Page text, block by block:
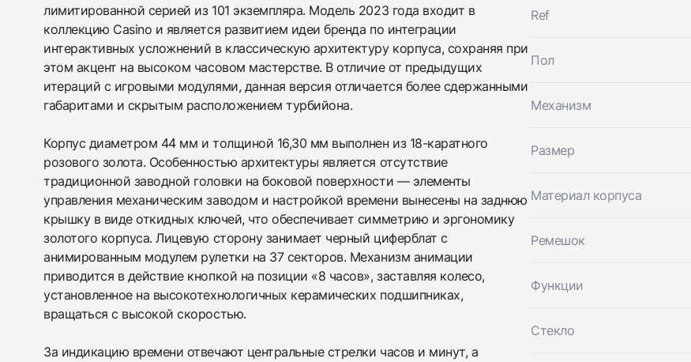
лимитированной серией из 101 экземпляра. Модель 2023 года входит в
коллекцию Casino и является развитием идеи бренда по интеграции
интерактивных усложнений в классическую архитектуру корпуса, сохраняя при
этом акцент на высоком часовом мастерстве. В отличие от предыдущих
итераций с игровыми модулями, данная версия отличается более сдержанными
габаритами и скрытым расположением турбийона.
Корпус диаметром 44 мм и толщиной 16,30 мм выполнен из 18-каратного
розового золота. Особенностью архитектуры является отсутствие
традиционной заводной головки на боковой поверхности — элементы
управления механическим заводом и настройкой времени вынесены на заднюю
крышку в виде откидных ключей, что обеспечивает симметрию и эргономику
золотого корпуса. Лицевую сторону занимает черный циферблат с
анимированным модулем рулетки на 37 секторов. Механизм анимации
приводится в действие кнопкой на позиции «8 часов», заставляя колесо,
установленное на высокотехнологичных керамических подшипниках,
вращаться с высокой скоростью.
За индикацию времени отвечают центральные стрелки часов и минут, а
Ref
Пол
Механизм
Размер
Материал корпуса
Ремешок
Функции
Стекло
Купить эти часы
вами
Jacob & Co
Jacob & Co Casino Tourbillon Limited Edition
Новые
$236,900
Трейд-ин часов
Оставьте ваши контактные данные и мы свяжемся с
вами
Jacob & Co Casino Tourbillon Limited Edition
Новые Коробка + Документы
$236,900
Приложите фото ваших часов…